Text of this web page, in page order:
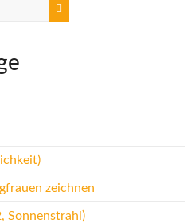
zeichnen
Sonnenstrahl)